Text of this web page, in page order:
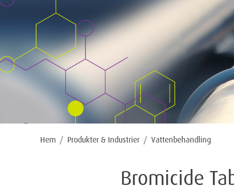
Hem Produkter & Industrier Vattenbehandling
Bromicide